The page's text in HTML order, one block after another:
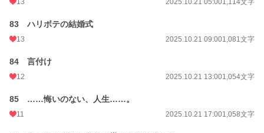
13 2025.10.21 05:001,114文字
83 ハリボテの結婚式
13 2025.10.21 09:001,081文字
84 言付け
12 2025.10.21 13:001,054文字
85 ……悔いのない、人生……。
11 2025.10.21 17:001,058文字